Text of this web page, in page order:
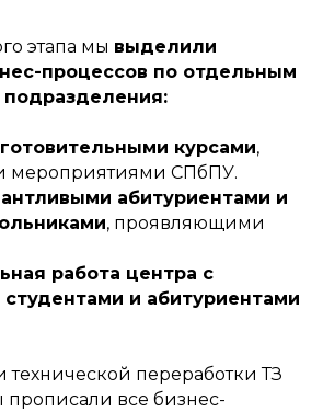
этапа мы выделили
процессов по отдельным
курсами,
мероприятиями СПбПУ.
абитуриентами и
, проявляющими
работа центра с
и абитуриентами
технической переработки ТЗ
все бизнес-